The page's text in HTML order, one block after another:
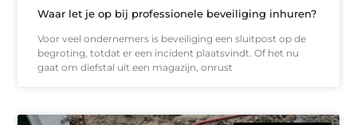
Waar let je op bij professionele beveiliging inhuren?
Voor veel ondernemers is beveiliging een sluitpost op de
begroting, totdat er een incident plaatsvindt. Of het nu
gaat om diefstal uit een magazijn, onrust